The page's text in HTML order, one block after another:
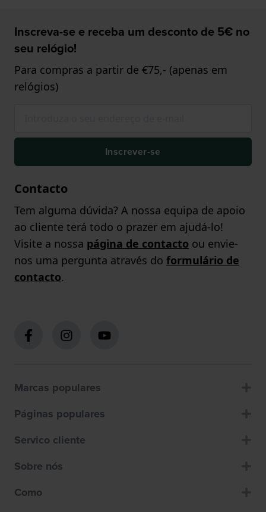
Inscreva-se e receba um desconto de 5€ no
seu relógio!
Para compras a partir de €75,- (apenas em
relógios)
Inscrever-se
Contacto
Tem alguma dúvida? A nossa equipa de apoio
ao cliente terá todo o prazer em ajudá-lo!
Visite a nossa página de contacto ou envie-
nos uma pergunta através do formulário de
contacto.
Marcas populares
Páginas populares
Servico cliente
Sobre nós
Como